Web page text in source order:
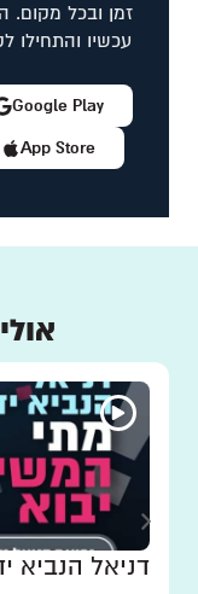
זמן ובכל מקום.
עכשיו והתחילו
App Store
Google Play
דניאל הנביא